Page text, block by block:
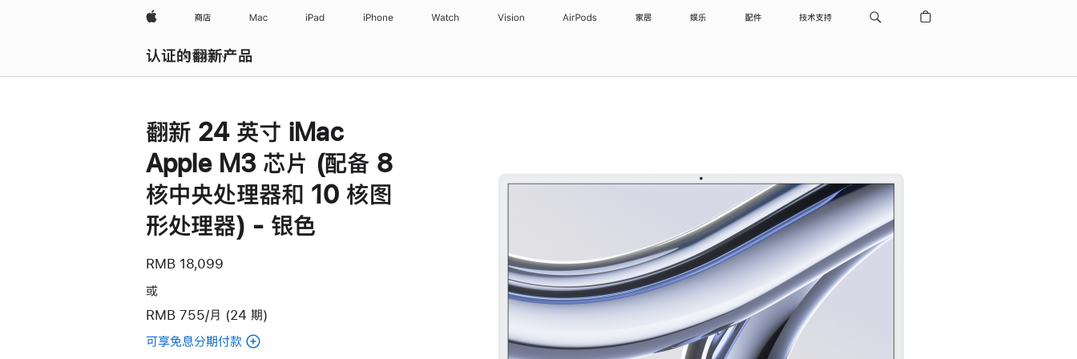
Apple 商店 Mac iPad iPhone Watch Vision AirPods 家居 娱乐 配件 技术支持
认证的翻新产品
浏览全部
翻新 24 英寸 iMac
Apple M3 芯片 (配备 8
核中央处理器和 10 核图
形处理器) - 银色
RMB 18,099
或
RMB 755/月 (24 期)
可享免息分期付款 (翻